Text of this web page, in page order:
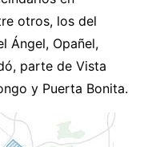
otros, los del
Ángel, Opañel,
parte de Vista
y Puerta Bonita.